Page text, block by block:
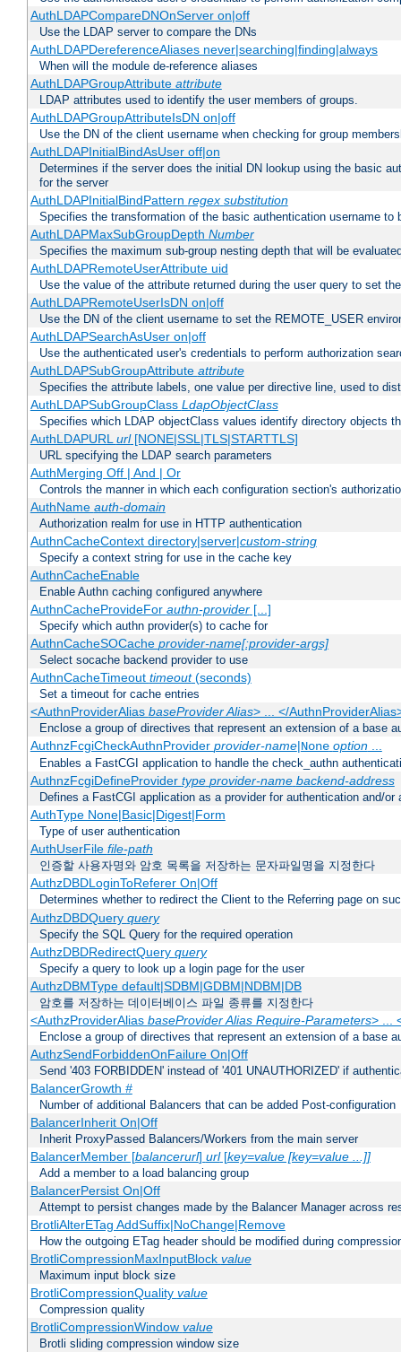
AuthLDAPCompareDNOnServer on|off
Use the LDAP server to compare the DNs
AuthLDAPDereferenceAliases never|searching|finding|always
When will the module de-reference aliases
AuthLDAPGroupAttribute attribute
LDAP attributes used to identify the user members of groups.
AuthLDAPGroupAttributeIsDN on|off
Use the DN of the client username when checking for group
AuthLDAPInitialBindAsUser off|on
Determines if the server does the initial DN lookup using the basic
for the server
AuthLDAPInitialBindPattern regex substitution
Specifies the transformation of the basic authentication username
AuthLDAPMaxSubGroupDepth Number
Specifies the maximum sub-group nesting depth that will be
AuthLDAPRemoteUserAttribute uid
Use the value of the attribute returned during the user query to set
AuthLDAPRemoteUserIsDN on|off
Use the DN of the client username to set the REMOTE_USER
AuthLDAPSearchAsUser on|off
Use the authenticated user's credentials to perform authorization
AuthLDAPSubGroupAttribute attribute
Specifies the attribute labels, one value per directive line, used to
AuthLDAPSubGroupClass LdapObjectClass
Specifies which LDAP objectClass values identify directory objects
AuthLDAPURLurl[NONE|SSL|TLS|STARTTLS]
URL specifying the LDAP search parameters
AuthMerging Off | And | Or
Controls the manner in which each configuration section's
AuthName auth-domain
Authorization realm for use in HTTP authentication
AuthnCacheContext directory|server|custom-string
Specify a context string for use in the cache key
AuthnCacheEnable
Enable Authn caching configured anywhere
AuthnCacheProvideFor authn-provider[...]
Specify which authn provider(s) to cache for
AuthnCacheSOCache provider-name[:provider-args]
Select socache backend provider to use
AuthnCacheTimeout timeout(seconds)
Set a timeout for cache entries
<AuthnProviderAlias baseProvider Alias> ... </
Enclose a group of directives that represent an extension of a base
AuthnzFcgiCheckAuthnProvider provider-name|None option...
Enables a FastCGI application to handle the check_authn
AuthnzFcgiDefineProvider type provider-name backend-address
Defines a FastCGI application as a provider for authentication and/or
AuthType None|Basic|Digest|Form
Type of user authentication
AuthUserFile file-path
인증할 사용자명와 암호 목록을 저장하는 문자파일명을 지정한다
AuthzDBDLoginToReferer On|Off
Determines whether to redirect the Client to the Referring page on
AuthzDBDQuery query
Specify the SQL Query for the required operation
AuthzDBDRedirectQuery query
Specify a query to look up a login page for the user
AuthzDBMType default|SDBM|GDBM|NDBM|DB
암호를 저장하는 데이터베이스 파일 종류를 지정한다
<AuthzProviderAlias baseProvider Alias Require-Parameters> ...
Enclose a group of directives that represent an extension of a base
AuthzSendForbiddenOnFailure On|Off
Send '403 FORBIDDEN' instead of '401 UNAUTHORIZED' if
BalancerGrowth #
Number of additional Balancers that can be added Post-configuration
BalancerInherit On|Off
Inherit ProxyPassed Balancers/Workers from the main server
BalancerMember [balancerurl] url[key=value [key=value ...]]
Add a member to a load balancing group
BalancerPersist On|Off
Attempt to persist changes made by the Balancer Manager across
BrotliAlterETag AddSuffix|NoChange|Remove
How the outgoing ETag header should be modified during
BrotliCompressionMaxInputBlock value
Maximum input block size
BrotliCompressionQuality value
Compression quality
BrotliCompressionWindow value
Brotli sliding compression window size